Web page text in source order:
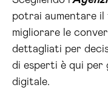
potrai aumentare
migliorare le
dettagliati per
di esperti è qui per
digitale.